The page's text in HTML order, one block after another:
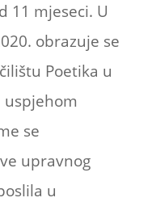
11 mjeseci. U
obrazuje se
Poetika u
uspjehom
se
upravnog
u